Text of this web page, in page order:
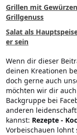
Grillen mit
Grillgenuss
Salat als
er sein
Wenn dir dieser
deinen Kreationen
doch gerne auch
möchten wir dir
Backgruppe bei
anderen
kannst: Rezepte -
Vorbeischauen lohnt